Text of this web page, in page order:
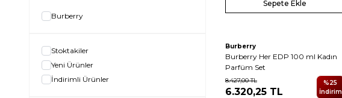
Burberry
Stoktakiler
Yeni Ürünler
İndirimli Ürünler
Sepete Ekle
Burberry
Burberry Her EDP 100 ml Kadın
Parfüm Set
8.427,00TL
6.320,25 TL
%25
İndirim